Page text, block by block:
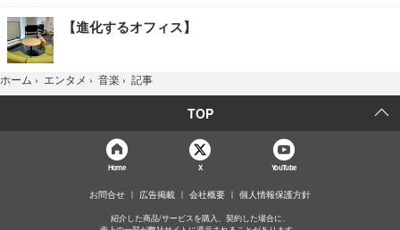
【進化するオフィス】
ホーム › エンタメ › 音楽 › 記事
TOP
Home X YouTube
お問合せ 広告掲載 会社概要 個人情報保護方針
紹介した商品/サービスを購入、契約した場合に、